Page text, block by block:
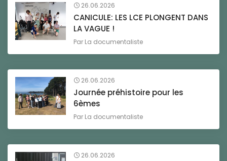
26.06.2026
CANICULE: LES LCE PLONGENT DANS
LA VAGUE !
Par La documentaliste
26.06.2026
Journée préhistoire pour les
6èmes
Par La documentaliste
26.06.2026